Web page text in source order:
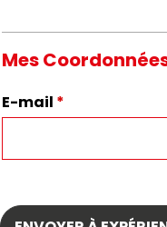
Mes
E-mail *